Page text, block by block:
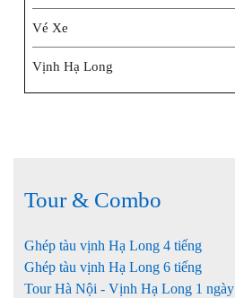
Vé Xe
Vịnh Hạ Long
Tour & Combo
Ghép tàu vịnh Hạ Long 4 tiếng
Ghép tàu vịnh Hạ Long 6 tiếng
Tour Hà Nội - Vịnh Hạ Long 1 ngày